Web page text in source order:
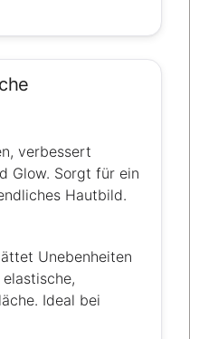
verbessert
Glow. Sorgt für ein
Hautbild.
Unebenheiten
Ideal bei